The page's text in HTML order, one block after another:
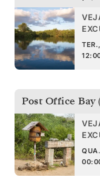
Post Office Bay